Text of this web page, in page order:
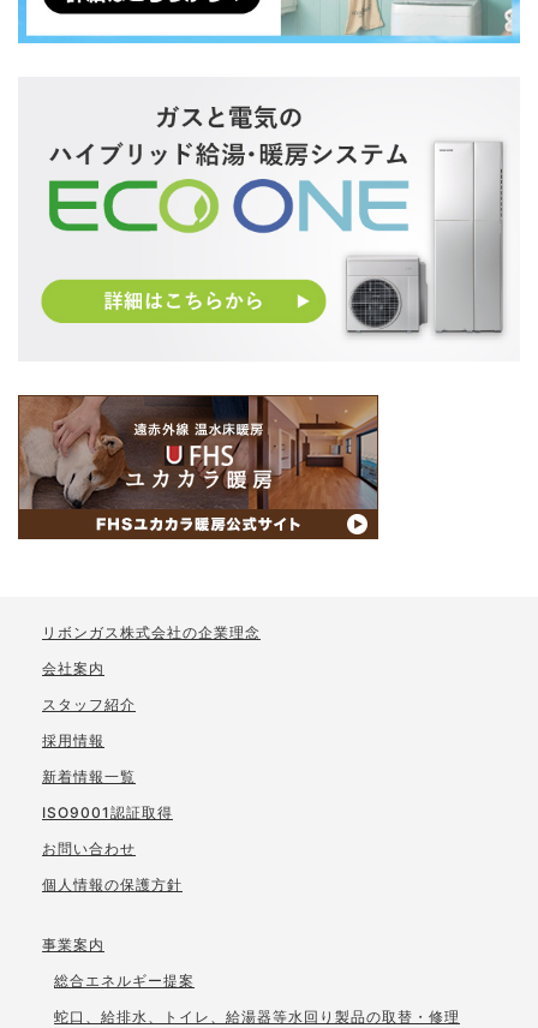
リボンガス株式会社の企業理念
会社案内
スタッフ紹介
採用情報
新着情報一覧
ISO9001認証取得
お問い合わせ
個人情報の保護方針
事業案内
総合エネルギー提案
蛇口、給排水、トイレ、給湯器等水回り製品の取替・修理